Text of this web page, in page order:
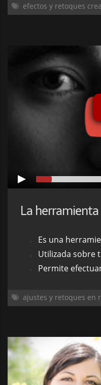
efectos y retoques
Es una
Utilizada sobre
Permite efectuar
ajustes y retoques en